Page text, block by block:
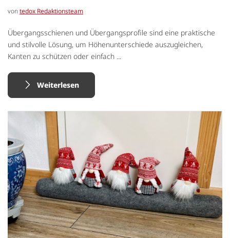
vontedox Redaktionsteam
Übergangsschienen und Übergangsprofile sind eine praktische
und stilvolle Lösung, um Höhenunterschiede auszugleichen,
Kanten zu schützen oder einfach ...
Weiterlesen